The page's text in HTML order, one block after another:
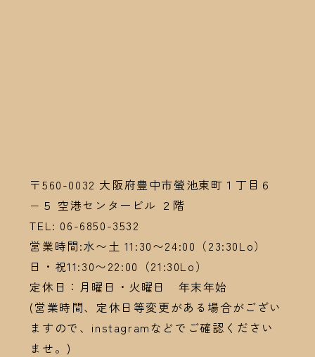
〒560-0032 大阪府豊中市螢池東町１丁目６
−５ 空港センタービル ２階
TEL: 06-6850-3532
営業時間:水〜土 11:30〜24:00（23:30Lo）
日・祝11:30〜22:00（21:30Lo）
定休日：月曜日・火曜日 年末年始
(営業時間、定休日等変更がある場合がござい
ますので、instagramなどでご確認ください
ませ。)